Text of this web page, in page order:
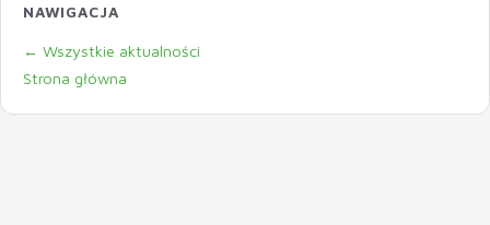
NAWIGACJA
← Wszystkie aktualności
Strona główna